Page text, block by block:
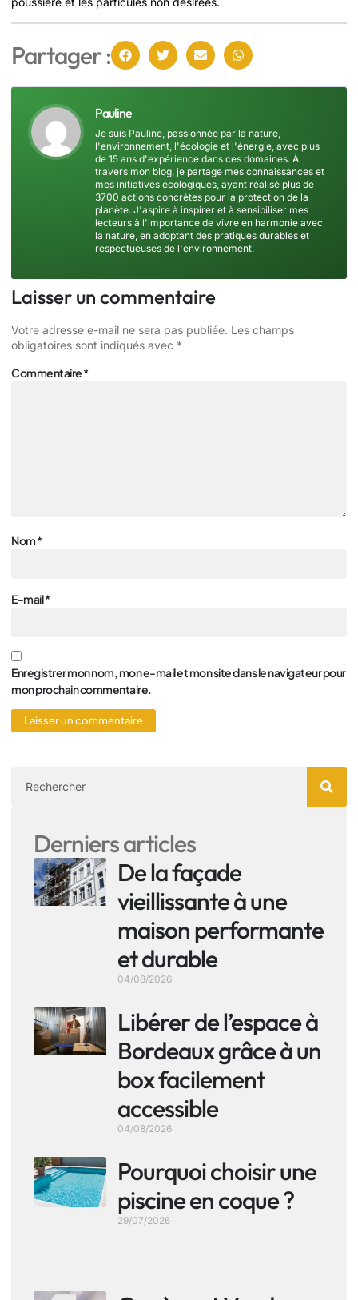
Partager :
Pauline
Je suis Pauline, passionnée par la nature,
l'environnement, l'écologie et l'énergie, avec plus
de 15 ans d'expérience dans ces domaines. À
travers mon blog, je partage mes connaissances et
mes initiatives écologiques, ayant réalisé plus de
3700 actions concrètes pour la protection de la
planète. J'aspire à inspirer et à sensibiliser mes
lecteurs à l'importance de vivre en harmonie avec
la nature, en adoptant des pratiques durables et
respectueuses de l'environnement.
Laisser un commentaire
Votre adresse e-mail ne sera pas publiée. Les champs
obligatoires sont indiqués avec *
Commentaire*
Nom*
E-mail*
Enregistrer mon nom, mon e-mail et mon site dans le navigateur pour
mon prochain commentaire.
Derniers articles
De la façade
vieillissante à une
maison performante
et durable
04/08/2026
Libérer de l’espace à
Bordeaux grâce à un
box facilement
accessible
04/08/2026
Pourquoi choisir une
piscine en coque ?
29/07/2026